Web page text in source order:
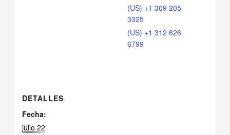
(US) +1 309 205
3325
(US) +1 312 626
6799
DETALLES
Fecha:
julio 22